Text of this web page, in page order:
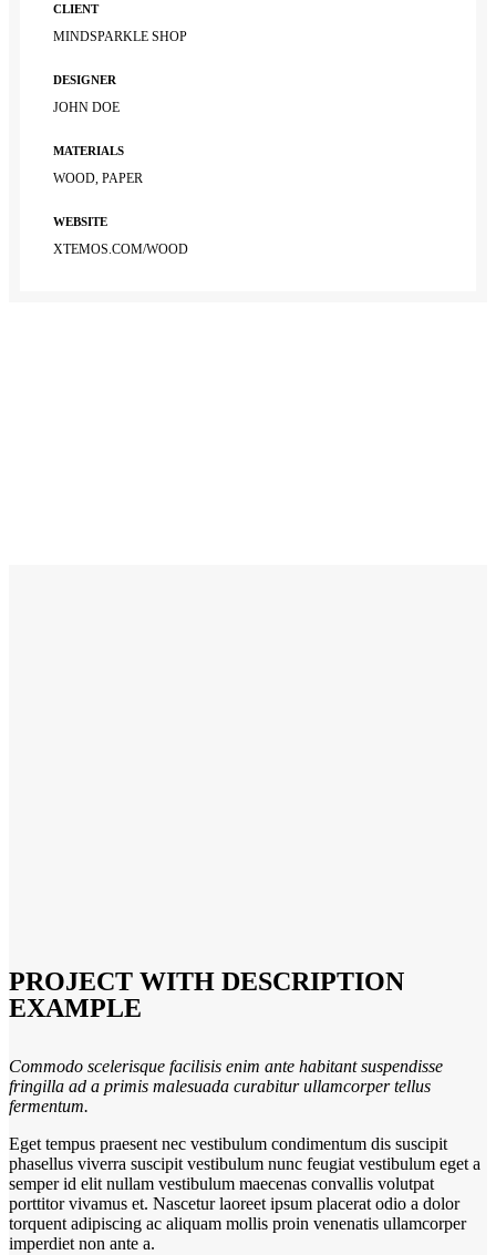
CLIENT
MINDSPARKLE SHOP
DESIGNER
JOHN DOE
MATERIALS
WOOD, PAPER
WEBSITE
XTEMOS.COM/WOOD
PROJECT WITH DESCRIPTION
EXAMPLE
Commodo scelerisque facilisis enim ante habitant suspendisse
fringilla ad a primis malesuada curabitur ullamcorper tellus
fermentum.
Eget tempus praesent nec vestibulum condimentum dis suscipit
phasellus viverra suscipit vestibulum nunc feugiat vestibulum eget a
semper id elit nullam vestibulum maecenas convallis volutpat
porttitor vivamus et. Nascetur laoreet ipsum placerat odio a dolor
torquent adipiscing ac aliquam mollis proin venenatis ullamcorper
imperdiet non ante a.